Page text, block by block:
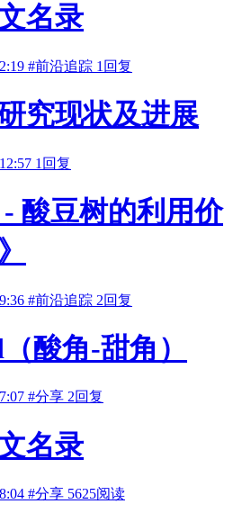
名录
#前沿追踪 1回复
究现状及进展
1回复
酸豆树的利用价
#前沿追踪 2回复
酸角-甜角）
#分享 2回复
名录
#分享 5625阅读